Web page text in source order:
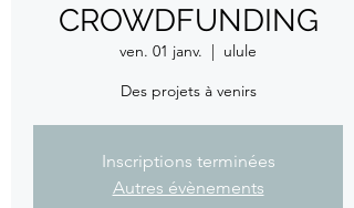
CROWDFUNDING
ven. 01 janv.
  |
ulule
Des projets à venirs
Inscriptions terminées
Autres évènements